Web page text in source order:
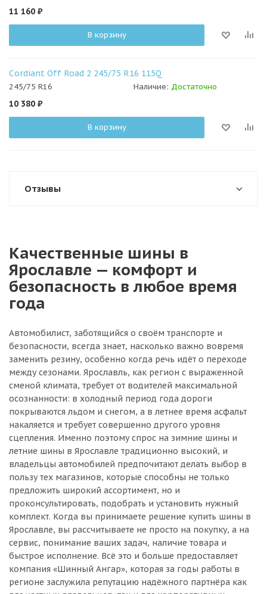
11 160 ₽
В корзину
Cordiant Off Road 2 245/75 R16 115Q
245/75 R16 Наличие: Достаточно
10 380 ₽
В корзину
Отзывы
Качественные шины в
Ярославле — комфорт и
безопасность в любое время
года
Автомобилист, заботящийся о своём транспорте и
безопасности, всегда знает, насколько важно вовремя
заменить резину, особенно когда речь идёт о переходе
между сезонами. Ярославль, как регион с выраженной
сменой климата, требует от водителей максимальной
осознанности: в холодный период года дороги
покрываются льдом и снегом, а в летнее время асфальт
накаляется и требует совершенно другого уровня
сцепления. Именно поэтому спрос на зимние шины и
летние шины в Ярославле традиционно высокий, и
владельцы автомобилей предпочитают делать выбор в
пользу тех магазинов, которые способны не только
предложить широкий ассортимент, но и
проконсультировать, подобрать и установить нужный
комплект. Когда вы принимаете решение купить шины в
Ярославле, вы рассчитываете не просто на покупку, а на
сервис, понимание ваших задач, наличие товара и
быстрое исполнение. Всё это и больше предоставляет
компания «Шинный Ангар», которая за годы работы в
регионе заслужила репутацию надёжного партнёра как